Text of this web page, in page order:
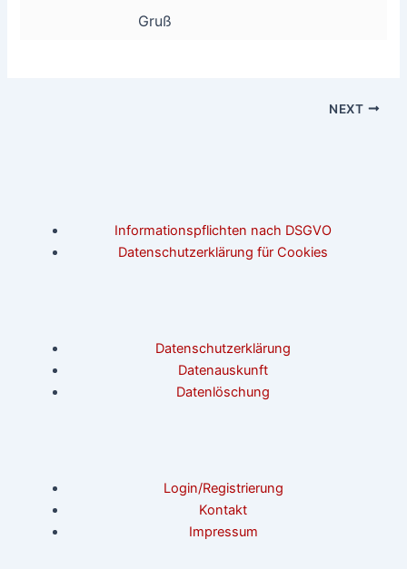
Gruß
NEXT
Informationspflichten nach DSGVO
Datenschutzerklärung für Cookies
Datenschutzerklärung
Datenauskunft
Datenlöschung
Login/Registrierung
Kontakt
Impressum